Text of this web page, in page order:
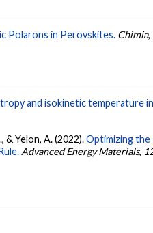
Polarons in Perovskites. Chimia,
and isokinetic temperature
& Yelon, A. (2022).Optimizing
Advanced Energy Materials,